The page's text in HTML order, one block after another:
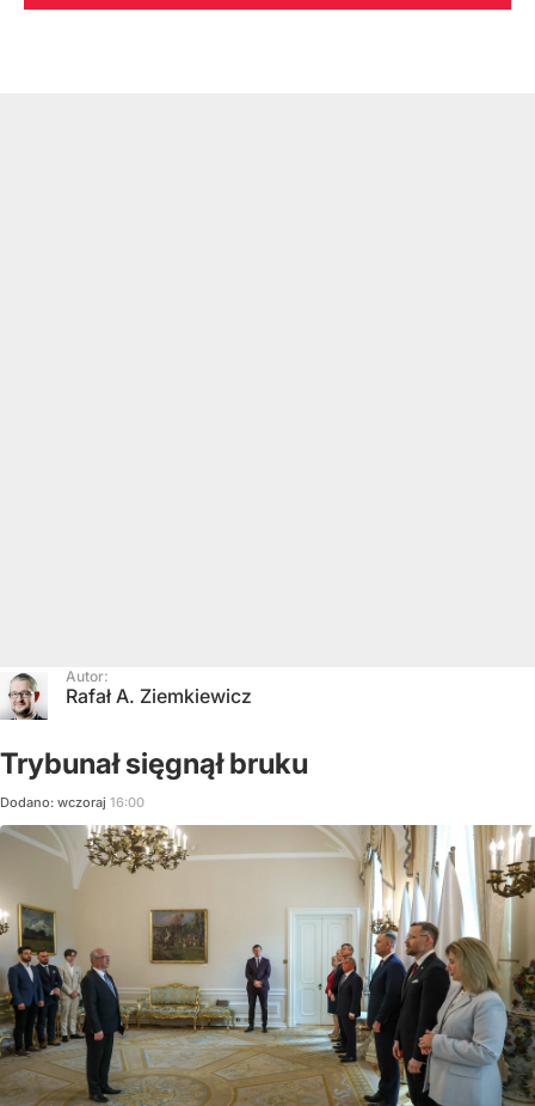
Autor:
Rafał A. Ziemkiewicz
Trybunał sięgnął bruku
Dodano: wczoraj 16:00